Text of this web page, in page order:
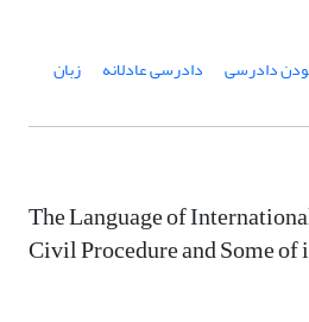
دادرسی دادرسی عادلانه زبان
The Language of
Civil Procedure and Some of